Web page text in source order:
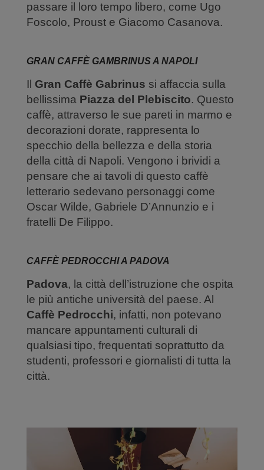
passare il loro tempo libero, come Ugo
Foscolo, Proust e Giacomo Casanova.
GRAN CAFFÈ GAMBRINUS A NAPOLI
Il Gran Caffè Gabrinus si affaccia sulla
bellissima Piazza del Plebiscito. Questo
caffè, attraverso le sue pareti in marmo e
decorazioni dorate, rappresenta lo
specchio della bellezza e della storia
della città di Napoli. Vengono i brividi a
pensare che ai tavoli di questo caffè
letterario sedevano personaggi come
Oscar Wilde, Gabriele D’Annunzio e i
fratelli De Filippo.
CAFFÈ PEDROCCHI A PADOVA
Padova, la città dell’istruzione che ospita
le più antiche università del paese. Al
Caffè Pedrocchi, infatti, non potevano
mancare appuntamenti culturali di
qualsiasi tipo, frequentati soprattutto da
studenti, professori e giornalisti di tutta la
città.